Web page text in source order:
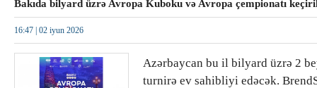
Bakıda bilyard üzrə Avropa Kuboku və Avropa çempionatı
16:47 | 02 iyun 2026
Azərbaycan bu il bilyard üzrə 2
turnirə ev sahibliyi edəcək.